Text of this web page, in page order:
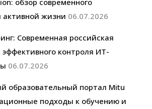
активной жизни 06.07.2026
Современная российская
контроля ИТ-
06.07.2026
образовательный портал Mitu
подходы к обучению и